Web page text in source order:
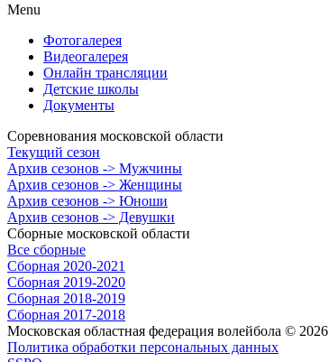
Menu
Фотогалерея
Видеогалерея
Онлайн трансляции
Детские школы
Документы
Соревнования московской области
Текущий сезон
Архив сезонов -> Мужчины
Архив сезонов -> Женщины
Архив сезонов -> Юноши
Архив сезонов -> Девушки
Сборные московской области
Все сборные
Сборная 2020-2021
Сборная 2019-2020
Сборная 2018-2019
Сборная 2017-2018
Московская областная федерация волейбола © 2026
Политика обработки персональных данных